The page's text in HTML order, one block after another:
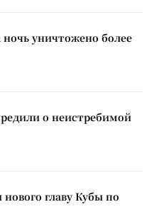
уничтожено более
о неистребимой
главу Кубы по